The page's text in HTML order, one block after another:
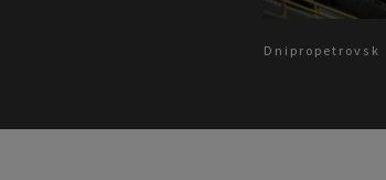
Dnipropetrovsk